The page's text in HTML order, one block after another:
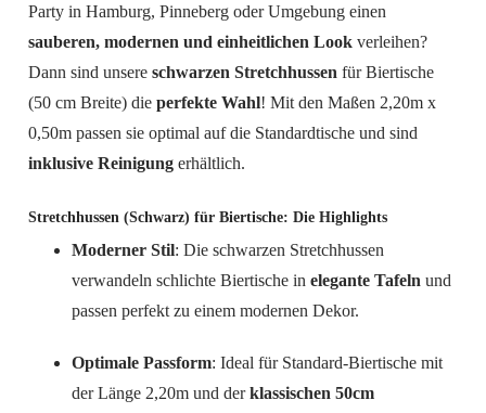
Party in Hamburg, Pinneberg oder Umgebung einen
sauberen, modernen und einheitlichen Look verleihen?
Dann sind unsereschwarzen Stretchhussen für Biertische
(50 cm Breite) dieperfekte Wahl! Mit den Maßen 2,20m x
0,50m passen sie optimal auf die Standardtische und sind
inklusive Reinigung erhältlich.
Stretchhussen (Schwarz) für Biertische: Die Highlights
Moderner Stil: Die schwarzen Stretchhussen
verwandeln schlichte Biertische inelegante Tafeln und
passen perfekt zu einem modernen Dekor.
Optimale Passform: Ideal für Standard-Biertische mit
der Länge 2,20m und derklassischen 50cm